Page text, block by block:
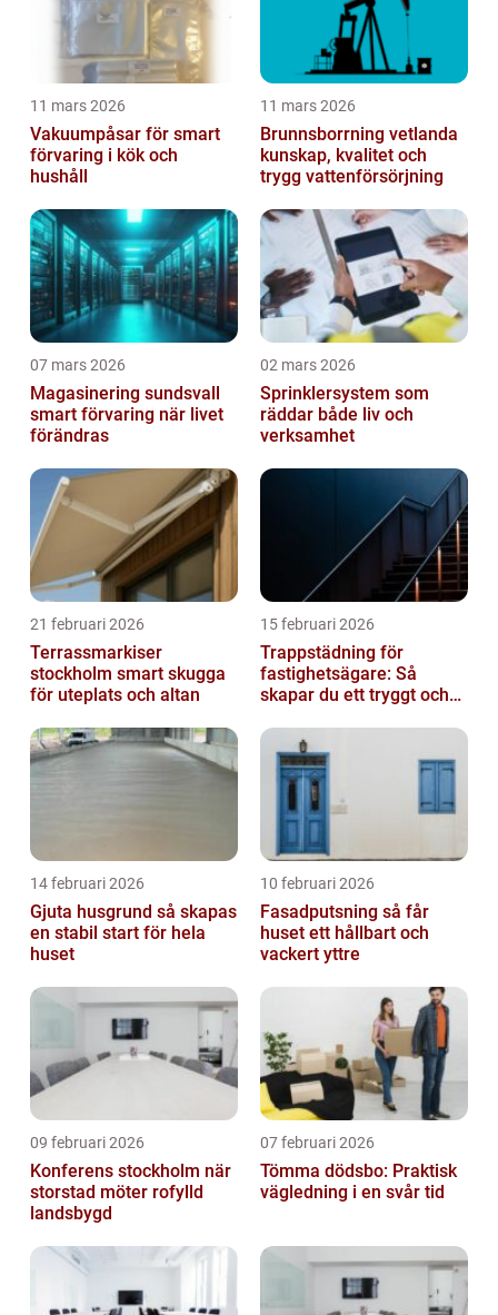
11 mars 2026
Vakuumpåsar för smart
förvaring i kök och
hushåll
11 mars 2026
Brunnsborrning vetlanda
kunskap, kvalitet och
trygg vattenförsörjning
07 mars 2026
Magasinering sundsvall
smart förvaring när livet
förändras
02 mars 2026
Sprinklersystem som
räddar både liv och
verksamhet
21 februari 2026
Terrassmarkiser
stockholm smart skugga
för uteplats och altan
15 februari 2026
Trappstädning för
fastighetsägare: Så
skapar du ett tryggt och
Stockholm
14 februari 2026
Gjuta husgrund så skapas
en stabil start för hela
huset
10 februari 2026
Fasadputsning så får
huset ett hållbart och
vackert yttre
09 februari 2026
Konferens stockholm när
storstad möter rofylld
landsbygd
07 februari 2026
Tömma dödsbo: Praktisk
vägledning i en svår tid